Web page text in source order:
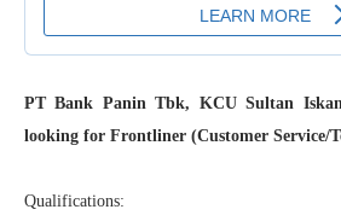
PT Bank Panin Tbk, KCU Sultan
looking for Frontliner (Customer Service/
Qualifications: